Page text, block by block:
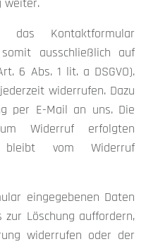
Kontaktformular
ausschließlich auf
6 Abs. 1 lit. a DSGVO).
widerrufen. Dazu
per E-Mail an uns. Die
Widerruf erfolgten
bleibt vom Widerruf
eingegebenen Daten
Löschung auffordern,
widerrufen oder der